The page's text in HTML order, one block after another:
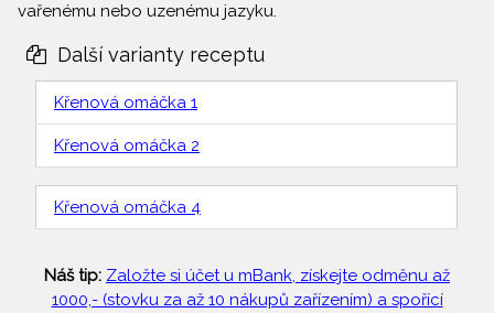
vařenému nebo uzenému jazyku.
Další varianty receptu
Křenová omáčka 1
Křenová omáčka 2
Křenová omáčka 4
Náš tip: Založte si účet u mBank, získejte odměnu až
1000,- (stovku za až 10 nákupů zařízením) a spořící